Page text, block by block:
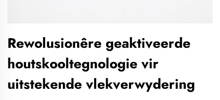
Rewolusionêre geaktiveerde
houtskooltegnologie vir
uitstekende vlekverwydering